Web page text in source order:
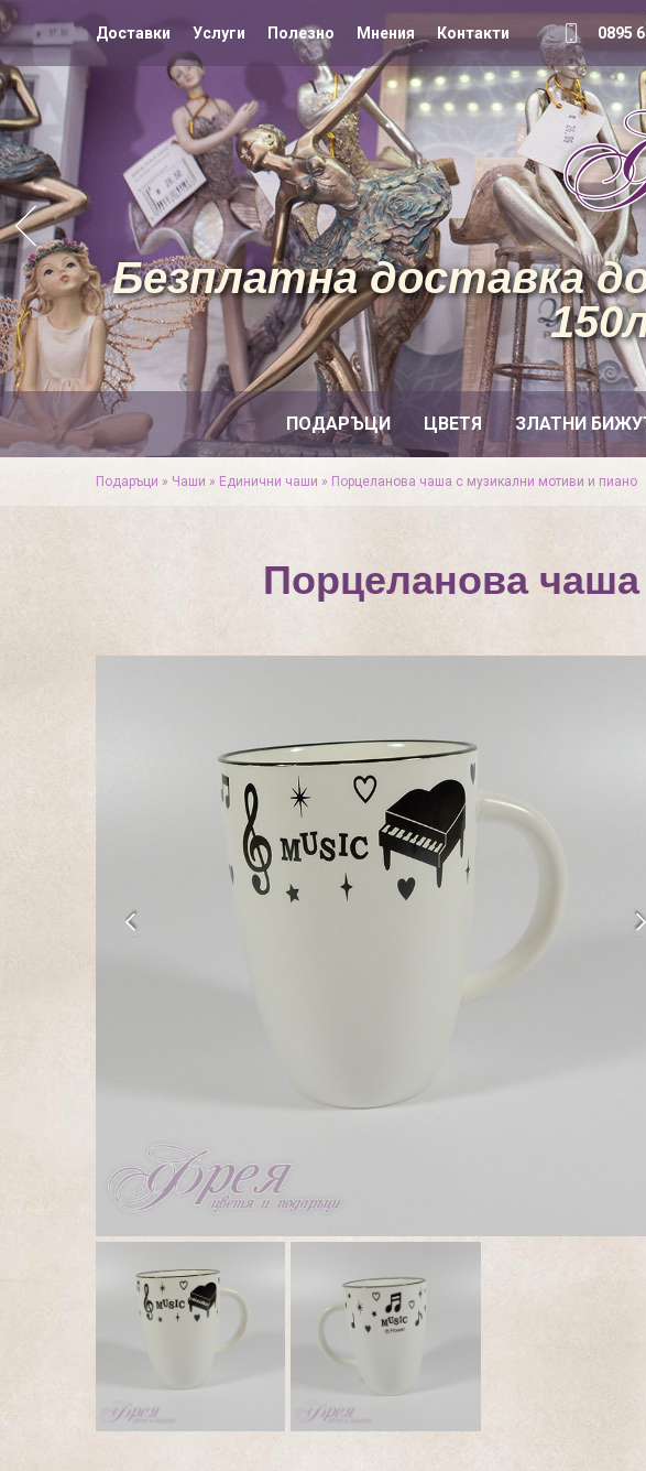
Доставки Услуги Полезно Мнения Контакти 0895
ПОДАРЪЦИ ЦВЕТЯ ЗЛАТНИ
Безплатна доставка
Подаръци » Чаши » Единични чаши » Порцеланова чаша с музикални мотиви и пиано
Порцеланова